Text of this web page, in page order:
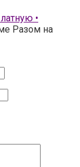
•
Разом на